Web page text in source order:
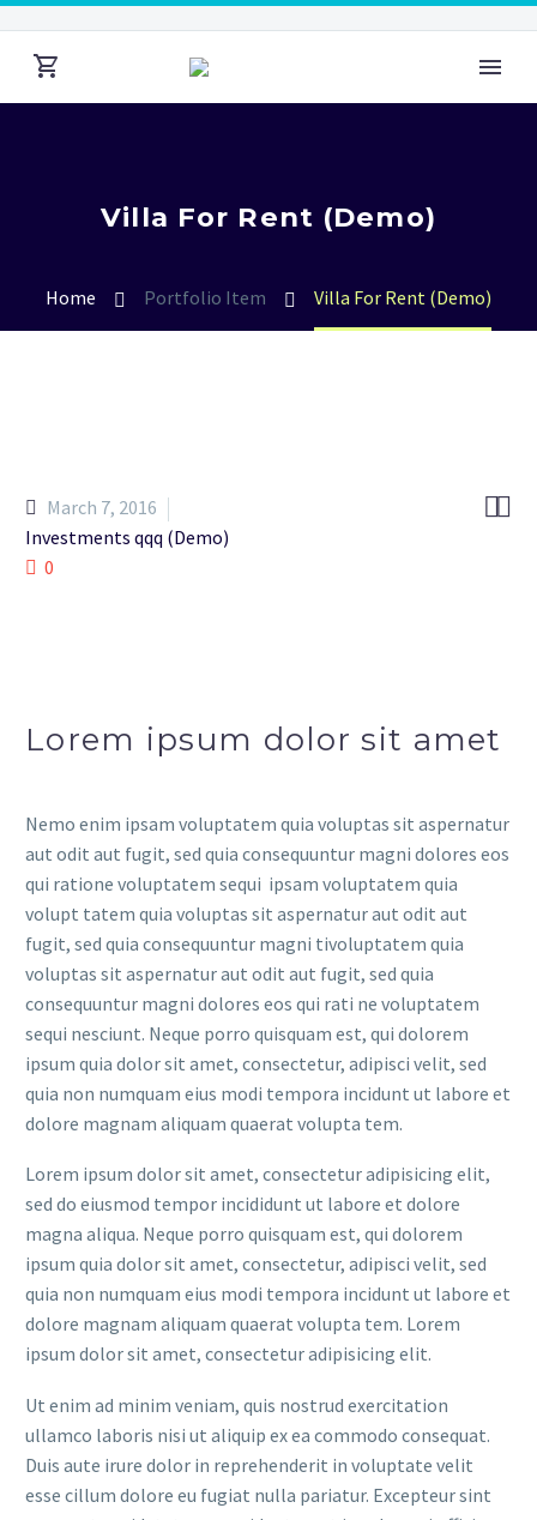
Villa For Rent (Demo)
Home Portfolio Item Villa For Rent (Demo)

March 7, 2016
Investments qqq (Demo)
0
Lorem ipsum dolor sit amet
Nemo enim ipsam voluptatem quia voluptas sit aspernatur
aut odit aut fugit, sed quia consequuntur magni dolores eos
qui ratione voluptatem sequi ipsam voluptatem quia
volupt tatem quia voluptas sit aspernatur aut odit aut
fugit, sed quia consequuntur magni tivoluptatem quia
voluptas sit aspernatur aut odit aut fugit, sed quia
consequuntur magni dolores eos qui rati ne voluptatem
sequi nesciunt. Neque porro quisquam est, qui dolorem
ipsum quia dolor sit amet, consectetur, adipisci velit, sed
quia non numquam eius modi tempora incidunt ut labore et
dolore magnam aliquam quaerat volupta tem.
Lorem ipsum dolor sit amet, consectetur adipisicing elit,
sed do eiusmod tempor incididunt ut labore et dolore
magna aliqua. Neque porro quisquam est, qui dolorem
ipsum quia dolor sit amet, consectetur, adipisci velit, sed
quia non numquam eius modi tempora incidunt ut labore et
dolore magnam aliquam quaerat volupta tem. Lorem
ipsum dolor sit amet, consectetur adipisicing elit.
Ut enim ad minim veniam, quis nostrud exercitation
ullamco laboris nisi ut aliquip ex ea commodo consequat.
Duis aute irure dolor in reprehenderit in voluptate velit
esse cillum dolore eu fugiat nulla pariatur. Excepteur sint